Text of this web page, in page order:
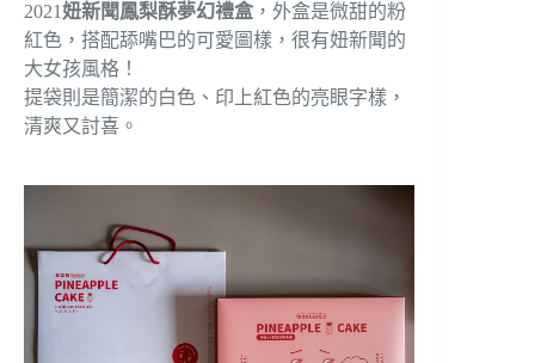
2021妞新聞鳳梨酥夢幻禮盒，外盒是微甜的粉
紅色，搭配舔嘴巴的可愛圖樣，很有妞新聞的
大女孩風格！
提袋則是簡潔的白色、印上紅色的亮眼字樣，
清爽又討喜。